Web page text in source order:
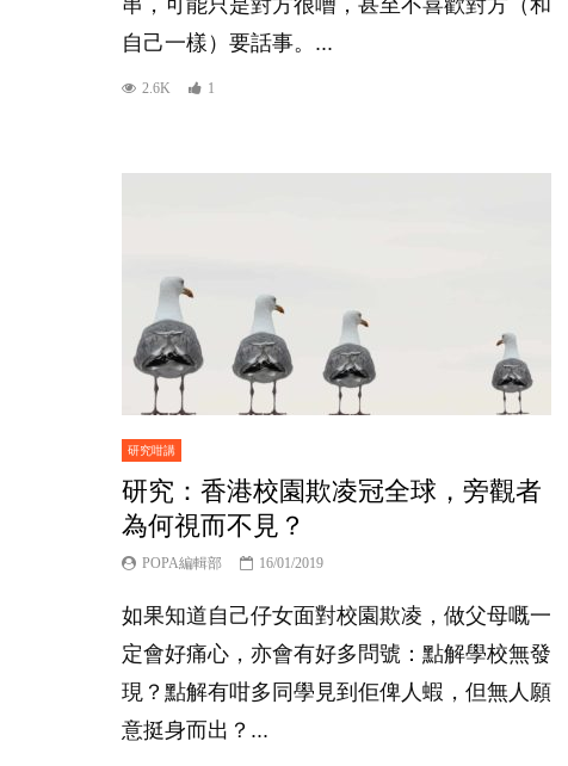
自己一樣）要話事。...
2.6K 1
研究咁講
研究：香港校園欺凌冠全球，旁觀者
為何視而不見？
POPA編輯部 16/01/2019
如果知道自己仔女面對校園欺凌，做父母嘅一
定會好痛心，亦會有好多問號：點解學校無發
現？點解有咁多同學見到佢俾人蝦，但無人願
意挺身而出？...